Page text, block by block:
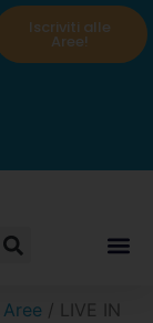
Iscriviti alle
Aree!
Aree / LIVE IN